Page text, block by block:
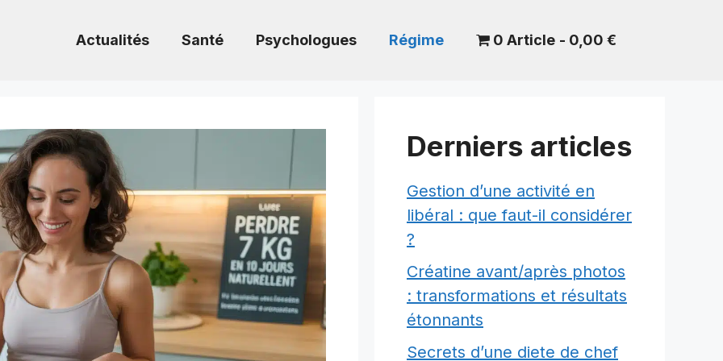
Actualités Santé Psychologues Régime 0 Article 0,00 €
Derniers articles
Gestion d’une activité en
libéral : que faut-il considérer
?
Créatine avant/après photos
: transformations et résultats
étonnants
Secrets d’une diete de chef